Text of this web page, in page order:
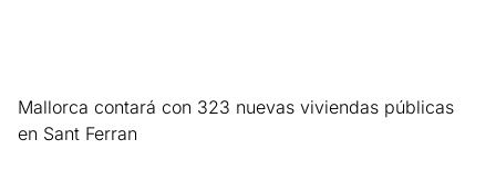
Mallorca contará con 323 nuevas viviendas públicas
en Sant Ferran